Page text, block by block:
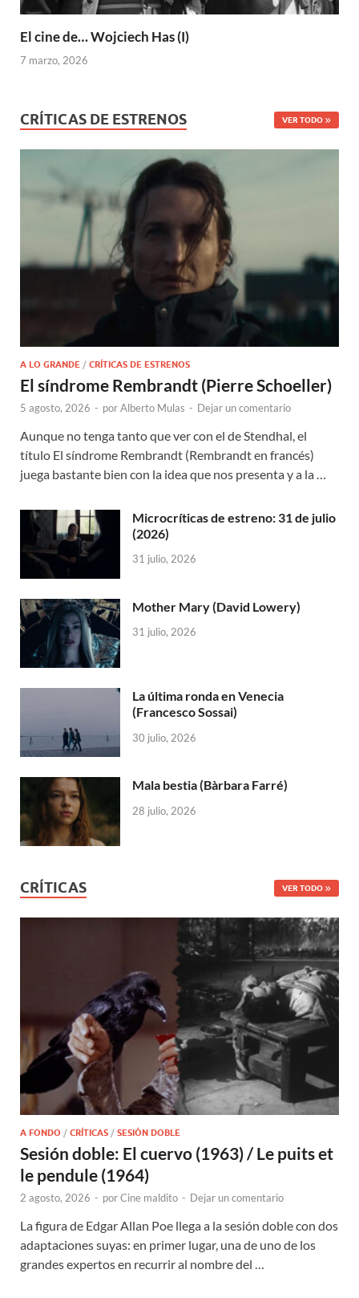
El cine de… Wojciech Has (I)
7 marzo, 2026
CRÍTICAS DE ESTRENOS VER TODO
A LO GRANDE / CRÍTICAS DE ESTRENOS
El síndrome Rembrandt (Pierre Schoeller)
5 agosto, 2026 - porAlberto Mulas - Dejar un comentario
Aunque no tenga tanto que ver con el de Stendhal, el
título El síndrome Rembrandt (Rembrandt en francés)
juega bastante bien con la idea que nos presenta y a la …
Microcríticas de estreno: 31 de julio
(2026)
31 julio, 2026
Mother Mary (David Lowery)
31 julio, 2026
La última ronda en Venecia
(Francesco Sossai)
30 julio, 2026
Mala bestia (Bàrbara Farré)
28 julio, 2026
CRÍTICAS VER TODO
A FONDO / CRÍTICAS / SESIÓN DOBLE
Sesión doble: El cuervo (1963) / Le puits et
le pendule (1964)
2 agosto, 2026 - porCine maldito - Dejar un comentario
La figura de Edgar Allan Poe llega a la sesión doble con dos
adaptaciones suyas: en primer lugar, una de uno de los
grandes expertos en recurrir al nombre del …